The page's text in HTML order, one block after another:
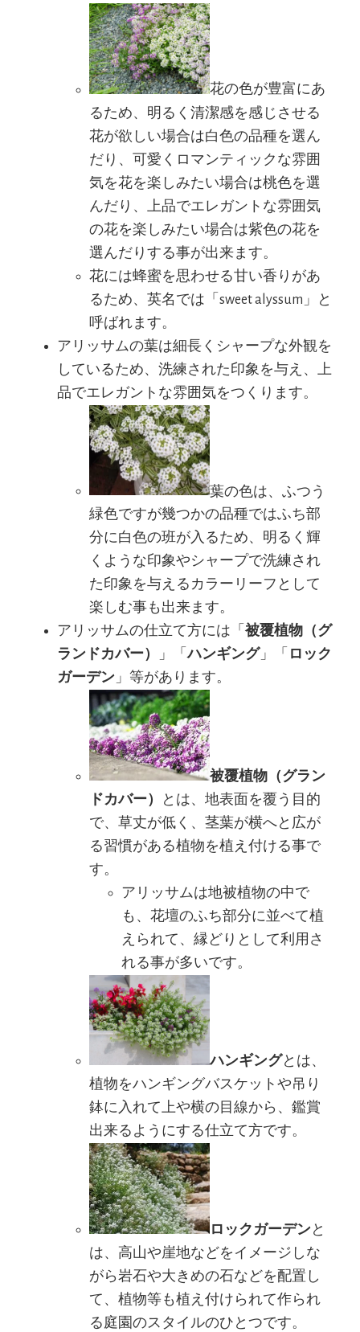
花の色が豊富にあ
るため、明るく清潔感を感じさせる
花が欲しい場合は白色の品種を選ん
だり、可愛くロマンティックな雰囲
気を花を楽しみたい場合は桃色を選
んだり、上品でエレガントな雰囲気
の花を楽しみたい場合は紫色の花を
選んだりする事が出来ます。
花には蜂蜜を思わせる甘い香りがあ
るため、英名では「sweet alyssum」と
呼ばれます。
アリッサムの葉は細長くシャープな外観を
しているため、洗練された印象を与え、上
品でエレガントな雰囲気をつくります。
葉の色は、ふつう
緑色ですが幾つかの品種ではふち部
分に白色の班が入るため、明るく輝
くような印象やシャープで洗練され
た印象を与えるカラーリーフとして
楽しむ事も出来ます。
アリッサムの仕立て方には「被覆植物（グ
ランドカバー）
」「ハンギング 」「
ロック
ガーデン 」等があります。
被覆植物（グラン
ドカバー）
とは、地表面を覆う目的
で、草丈が低く、茎葉が横へと広が
る習慣がある植物を植え付ける事で
す。
アリッサムは地被植物の中で
も、花壇のふち部分に並べて植
えられて、縁どりとして利用さ
れる事が多いです。
ハンギング とは、
植物をハンギングバスケットや吊り
鉢に入れて上や横の目線から、鑑賞
出来るようにする仕立て方です。
ロックガーデンと
は、高山や崖地などをイメージしな
がら岩石や大きめの石などを配置し
て、植物等も植え付けられて作られ
る庭園のスタイルのひとつです。